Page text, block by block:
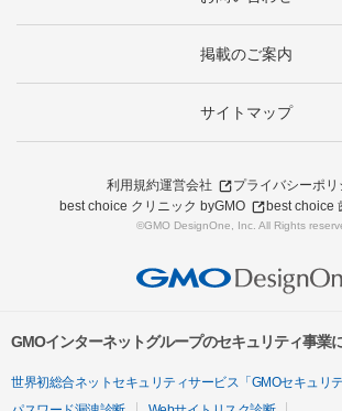
掲載のご案内
サイトマップ
利用規約運営会社
プライバシーポリ
best choice クリニック byGMO
best choice
©GMO DesignOne, Inc. All Rights
GMOインターネットグループのセキュリティ事業
世界初総合ネットセキュリティサービス「GMOセキュリテ